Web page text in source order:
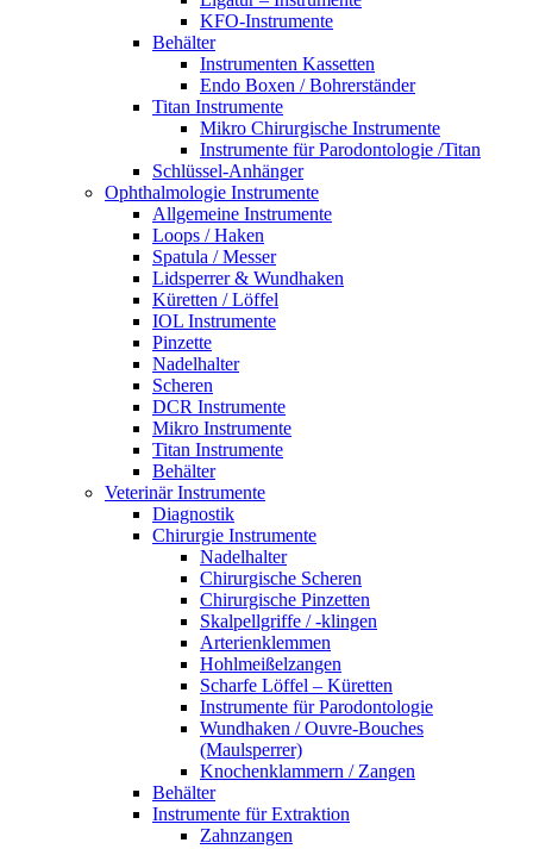
KFO-Instrumente
Behälter
Instrumenten Kassetten
Endo Boxen / Bohrerständer
Titan Instrumente
Mikro Chirurgische Instrumente
Instrumente für Parodontologie /Titan
Schlüssel-Anhänger
Ophthalmologie Instrumente
Allgemeine Instrumente
Loops / Haken
Spatula / Messer
Lidsperrer & Wundhaken
Küretten / Löffel
IOL Instrumente
Pinzette
Nadelhalter
Scheren
DCR Instrumente
Mikro Instrumente
Titan Instrumente
Behälter
Veterinär Instrumente
Diagnostik
Chirurgie Instrumente
Nadelhalter
Chirurgische Scheren
Chirurgische Pinzetten
Skalpellgriffe / -klingen
Arterienklemmen
Hohlmeißelzangen
Scharfe Löffel – Küretten
Instrumente für Parodontologie
Wundhaken / Ouvre-Bouches
(Maulsperrer)
Knochenklammern / Zangen
Behälter
Instrumente für Extraktion
Zahnzangen